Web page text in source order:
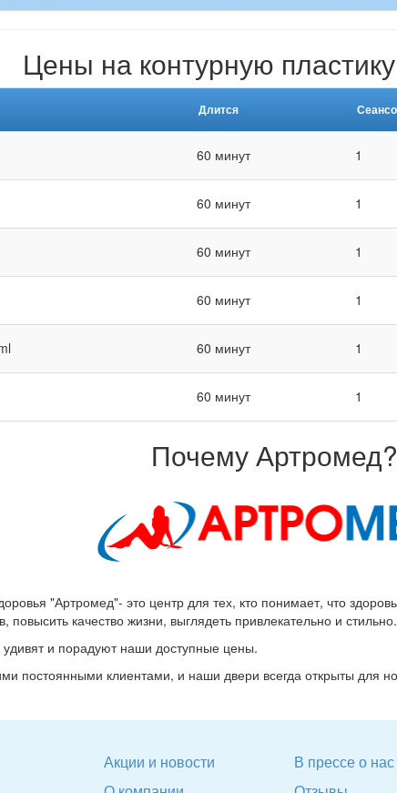
Цены на контурную
Длится
60 минут 1
60 минут 1
60 минут 1
60 минут 1
60 минут 1
60 минут 1
Почему Артромед?
"Артромед"- это центр для тех, кто понимает, что
повысить качество жизни, выглядеть привлекательно и стильно.
и порадуют наши доступные цены.
постоянными клиентами, и наши двери всегда открыты для
Акции и новости
В прессе о нас